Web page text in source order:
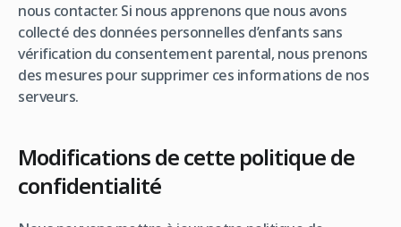
nous contacter. Si nous apprenons que nous avons
collecté des données personnelles d’enfants sans
vérification du consentement parental, nous prenons
des mesures pour supprimer ces informations de nos
serveurs.
Modifications de cette politique de
confidentialité